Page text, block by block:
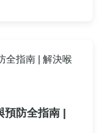
防全指南 |